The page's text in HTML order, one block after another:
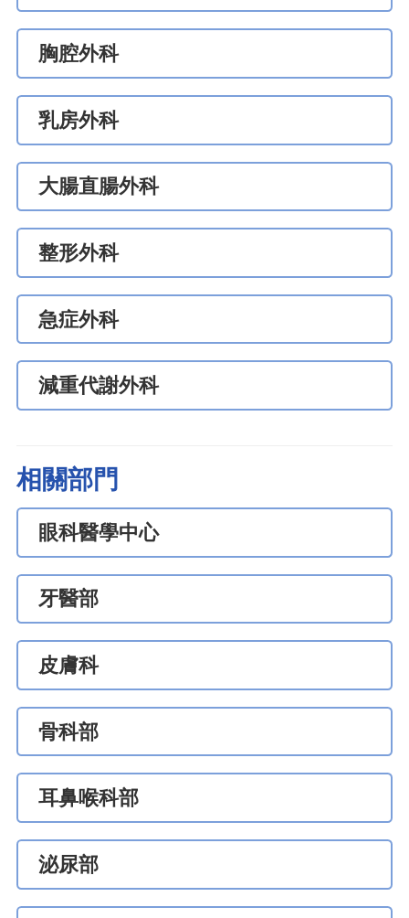
胸腔外科
乳房外科
大腸直腸外科
整形外科
急症外科
減重代謝外科
相關部門
眼科醫學中心
牙醫部
皮膚科
骨科部
耳鼻喉科部
泌尿部